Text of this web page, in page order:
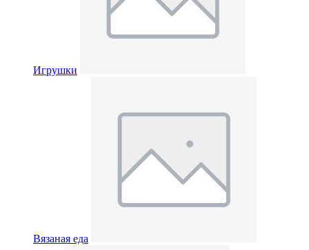
Игрушки
Вязаная еда